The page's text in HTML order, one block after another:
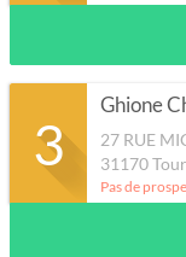
3
Ghione
27 RUE
31170
Pas de